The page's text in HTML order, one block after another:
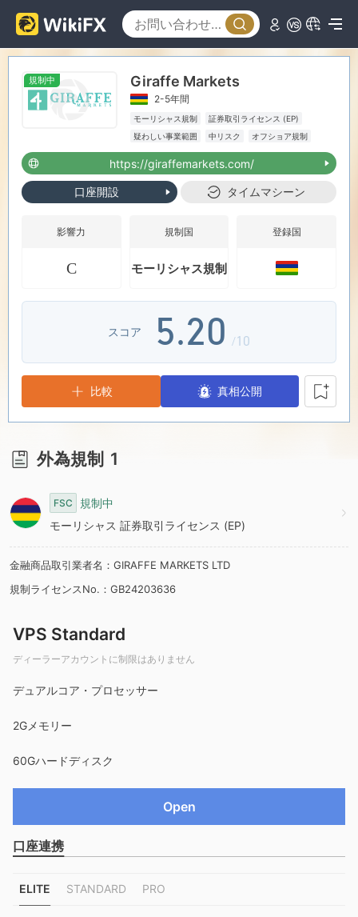
規制中 Giraffe Markets
2-5年間
モーリシャス規制
証券取引ライセンス (EP)
疑わしい事業範囲
中リスク オフショア規制
https://giraffemarkets.com/
口座開設 タイムマシーン
影響力
C
規制国
モーリシャス規制
登録国
スコア
0
1
2
3
4
5
6
7
9
.
0
1
2
3
4
6
7
9
0
1
2
4
5
/10
比較 真相公開
外為規制 1
FSC
規制中
モーリシャス 証券取引ライセンス (EP)
金融商品取引業者名：GIRAFFE MARKETS LTD
規制ライセンスNo.：GB24203636
VPS Standard
ディーラーアカウントに制限はありません
デュアルコア・プロセッサー
2Gメモリー
60Gハードディスク
Open
口座連携
ELITE STANDARD PRO